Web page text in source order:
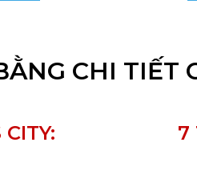
CHI TIẾT
7